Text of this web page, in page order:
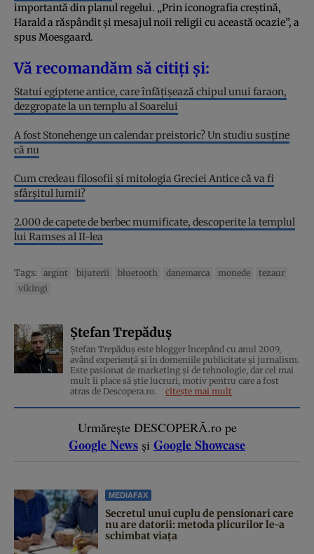
importantă din planul regelui. „Prin iconografia creștină,
Harald a răspândit și mesajul noii religii cu această ocazie”, a
spus Moesgaard.
Vă recomandăm să citiți și:
Statui egiptene antice, care înfățișează chipul unui faraon,
dezgropate la un templu al Soarelui
A fost Stonehenge un calendar preistoric? Un studiu susține
că nu
Cum credeau filosofii și mitologia Greciei Antice că va fi
sfârșitul lumii?
2.000 de capete de berbec mumificate, descoperite la templul
lui Ramses al II-lea
Tags: argint bijuterii bluetooth danemarca monede
tezaur
vikingi
Ștefan Trepăduș
Ștefan Trepăduș este blogger începând cu anul 2009,
având experiență și în domeniile publicitate și jurnalism.
Este pasionat de marketing și de tehnologie, dar cel mai
mult îi place să știe lucruri, motiv pentru care a fost
atras de Descopera.ro.
citește mai mult
Urmărește DESCOPERĂ.ro pe
Google News și Google Showcase
MEDIAFAX
Secretul unui cuplu de pensionari care
nu are datorii: metoda plicurilor le-a
schimbat viața